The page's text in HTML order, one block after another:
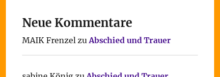
Neue Kommentare
MAIK FrenzelzuAbschied und Trauer